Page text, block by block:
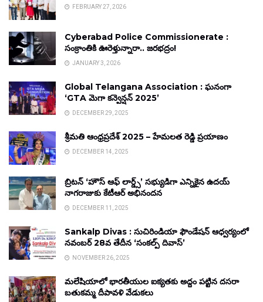
FEBRUARY 27, 2026
Cyberabad Police Commissionerate :
సంక్రాంతికి ఊరెళ్తున్నారా.. జరభద్రం!
JANUARY 3, 2026
Global Telangana Association : ఘనంగా
‘GTA మెగా కన్వెన్షన్ 2025’
DECEMBER 29, 2025
శ్రీమతి ఆంధ్రప్రదేశ్ 2025 – హేమలత రెడ్డి ప్రయాణం
DECEMBER 14, 2025
బ్రిటన్ ‘హౌస్ ఆఫ్ లార్డ్స్’ సభ్యుడిగా ఎన్నికైన ఉదయ్
నాగరాజుకు కేటీఆర్ అభినందన
DECEMBER 11, 2025
Sankalp Divas : సుచిరిండియా ఫౌండేషన్ ఆధ్వర్యంలో
నవంబర్ 28వ తేదీన ‘సంకల్ప్ దివాస్’
NOVEMBER 26, 2025
మలేషియాలో భారతీయుల ఐక్యతకు అద్దం పట్టిన దసరా
బతుకమ్మ దీపావళి వేడుకలు